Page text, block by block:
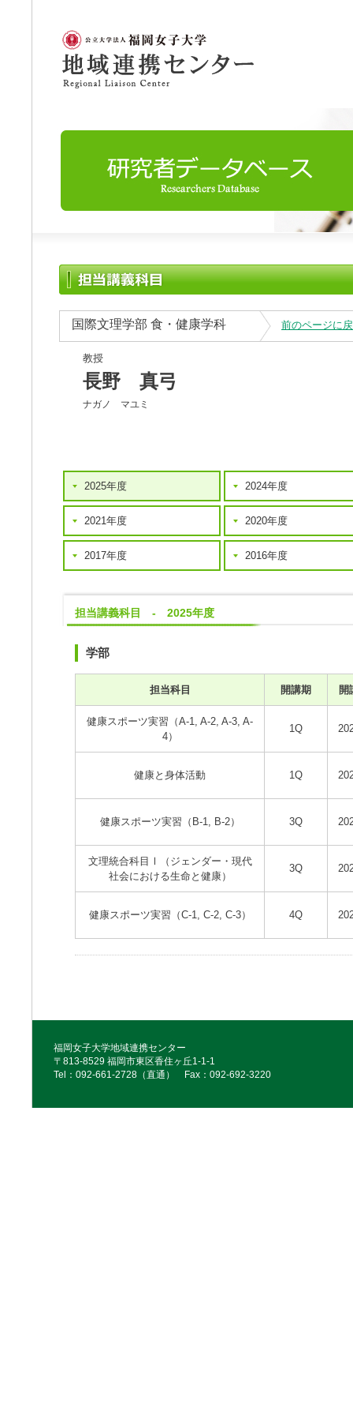
国際文理学部 食・健康学科 前のページに
教授
長野 真弓
ナガノ マユミ
2025年度 2024年度
2021年度 2020年度
2017年度 2016年度
担当講義科目 - 2025年度
学部
担当科目 開講期 開
健康スポーツ実習（A-1, A-2, A-3, A-
4）
1Q
健康と身体活動 1Q
健康スポーツ実習（B-1, B-2） 3Q
文理統合科目Ⅰ（ジェンダー・現代
社会における生命と健康）
3Q
健康スポーツ実習（C-1, C-2, C-3） 4Q
福岡女子大学地域連携センター
〒813-8529 福岡市東区香住ヶ丘1-1-1
Tel：092‐661‐2728（直通） Fax：092‐692‐3220